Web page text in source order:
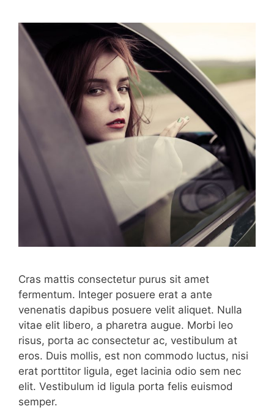
Cras mattis consectetur purus sit amet
fermentum. Integer posuere erat a ante
venenatis dapibus posuere velit aliquet. Nulla
vitae elit libero, a pharetra augue. Morbi leo
risus, porta ac consectetur ac, vestibulum at
eros. Duis mollis, est non commodo luctus, nisi
erat porttitor ligula, eget lacinia odio sem nec
elit. Vestibulum id ligula porta felis euismod
semper.